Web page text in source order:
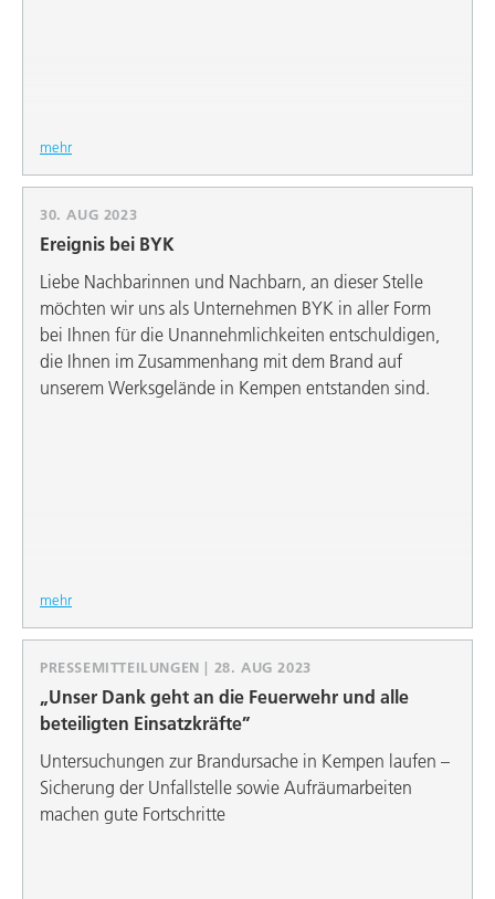
mehr
30. AUG 2023
Ereignis bei BYK
Liebe Nachbarinnen und Nachbarn, an dieser Stelle
möchten wir uns als Unternehmen BYK in aller Form
bei Ihnen für die Unannehmlichkeiten entschuldigen,
die Ihnen im Zusammenhang mit dem Brand auf
unserem Werksgelände in Kempen entstanden sind.
mehr
PRESSEMITTEILUNGEN | 28. AUG 2023
„Unser Dank geht an die Feuerwehr und alle
beteiligten Einsatzkräfte”
Untersuchungen zur Brandursache in Kempen laufen –
Sicherung der Unfallstelle sowie Aufräumarbeiten
machen gute Fortschritte